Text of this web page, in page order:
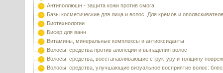
Антиполлюшн - защита кожи против смога
Базы косметические для лица и волос. Для кремов и
Биотехнологии
Бисер для ванн
Витамины, минеральные комплексы и антиоксиданты
Волосы: средства против алопеции и выпадения волос
Волосы: средства, восстанавливающие структуру и толщину
Волосы: средства, улучшающие визуальное восприятие волос: